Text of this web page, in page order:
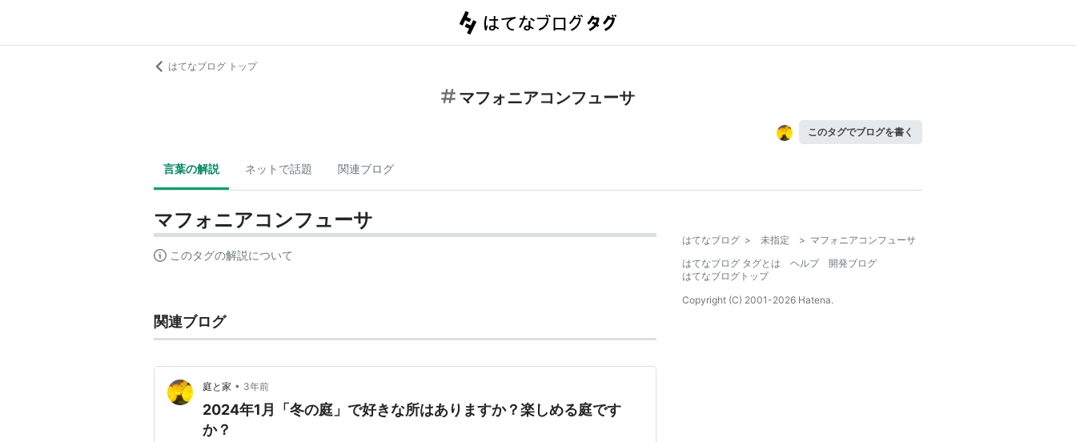
はてなブログ トップ
マフォニアコンフューサ
このタグでブログを書く
言葉の解説 ネットで話題 関連ブログ
マフォニアコンフューサ
このタグの解説について
関連ブログ
庭と家 • 3年前
2024年1月「冬の庭」で好きな所はありますか？楽しめる庭です
か？
はてなブログ > 未指定 > マフォニアコンフューサ
はてなブログ タグとは
ヘルプ
開発ブログ
はてなブログトップ
Copyright (C) 2001-2026 Hatena.